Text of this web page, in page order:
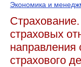
Экономика и
страховых
направления
страхового